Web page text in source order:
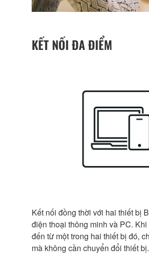
KẾT NỐI ĐA ĐIỂM
Kết nối đồng thời với hai thiết bị
điện thoại thông minh và PC.
đến từ một trong hai thiết bị đó,
mà không cần chuyển đổi thiết bị.